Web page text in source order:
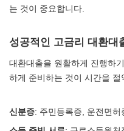
는 것이 중요합니다.
성공적인 고금리 대환대
대환대출을 원활하게 진행하
하게 준비하는 것이 시간을 절
신분증: 주민등록증, 운전면